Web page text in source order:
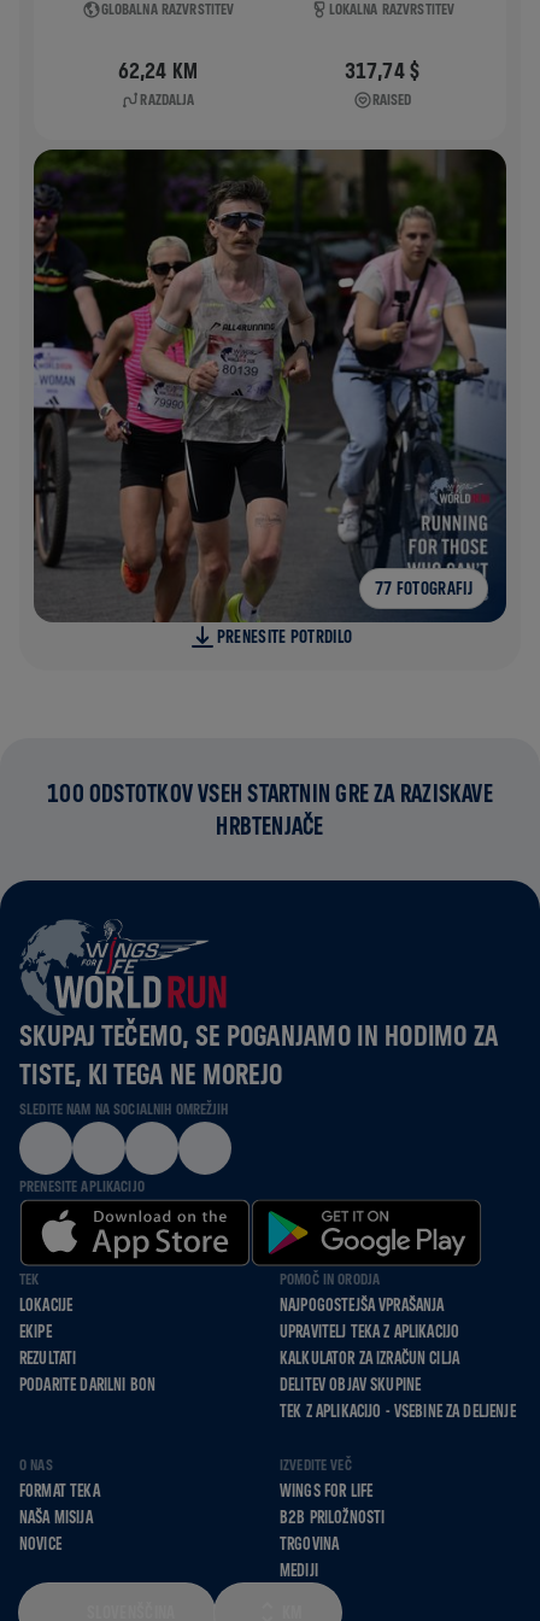
GLOBALNA RAZVRSTITEV LOKALNA RAZVRSTITEV
62,24 KM
RAZDALJA
317,74 $
RAISED
77 FOTOGRAFIJ
PRENESITE POTRDILO
100 ODSTOTKOV VSEH STARTNIN GRE ZA RAZISKAVE
HRBTENJAČE
SKUPAJ TEČEMO, SE POGANJAMO IN HODIMO ZA
TISTE, KI TEGA NE MOREJO
SLEDITE NAM NA SOCIALNIH OMREŽJIH
PRENESITE APLIKACIJO
TEK
LOKACIJE
EKIPE
REZULTATI
PODARITE DARILNI BON
POMOČ IN ORODJA
NAJPOGOSTEJŠA VPRAŠANJA
UPRAVITELJ TEKA Z APLIKACIJO
KALKULATOR ZA IZRAČUN CILJA
DELITEV OBJAV SKUPINE
TEK Z APLIKACIJO - VSEBINE ZA DELJENJE
O NAS
FORMAT TEKA
NAŠA MISIJA
NOVICE
IZVEDITE VEČ
WINGS FOR LIFE
B2B PRILOŽNOSTI
TRGOVINA
MEDIJI